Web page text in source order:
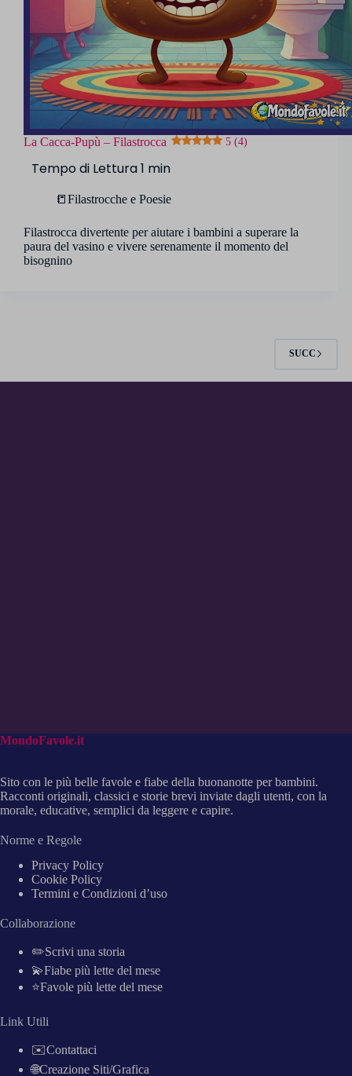
La Cacca-Pupù – Filastrocca 5 (4)
📒Filastrocche e Poesie
Filastrocca divertente per aiutare i bambini a superare la
paura del vasino e vivere serenamente il momento del
bisognino
SUCC
MondoFavole.it
Sito con le più belle favole e fiabe della buonanotte per bambini.
Racconti originali, classici e storie brevi inviate dagli utenti, con la
morale, educative, semplici da leggere e capire.
Norme e Regole
Privacy Policy
Cookie Policy
Termini e Condizioni d’uso
Collaborazione
✏️Scrivi una storia
💫Fiabe più lette del mese
⭐Favole più lette del mese
Link Utili
✉️Contattaci
🌐Creazione Siti/Grafica